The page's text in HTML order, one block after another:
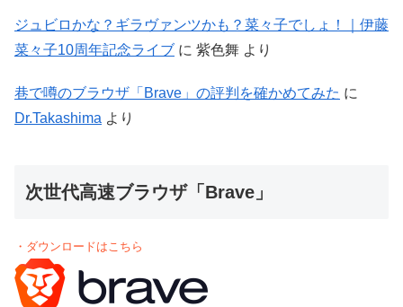
ジュビロかな？ギラヴァンツかも？菜々子でしょ！｜伊藤
菜々子10周年記念ライブ に 紫色舞 より
巷で噂のブラウザ「Brave」の評判を確かめてみた に
Dr.Takashima より
次世代高速ブラウザ「Brave」
・ダウンロードはこちら